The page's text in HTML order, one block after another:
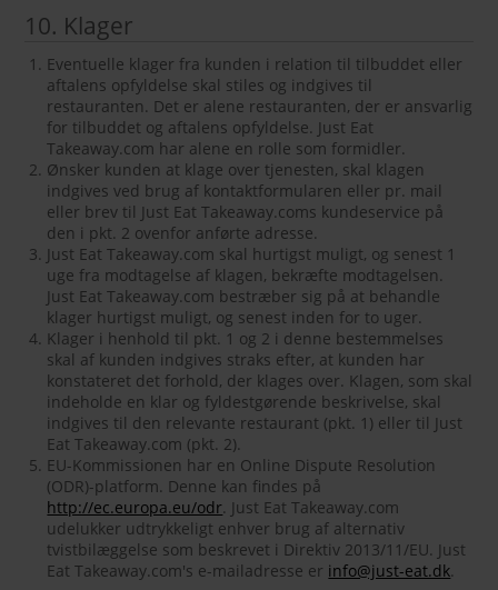
10. Klager
Eventuelle klager fra kunden i relation til tilbuddet eller
aftalens opfyldelse skal stiles og indgives til
restauranten. Det er alene restauranten, der er ansvarlig
for tilbuddet og aftalens opfyldelse. Just Eat
Takeaway.com har alene en rolle som formidler.
Ønsker kunden at klage over tjenesten, skal klagen
indgives ved brug af kontaktformularen eller pr. mail
eller brev til Just Eat Takeaway.coms kundeservice på
den i pkt. 2 ovenfor anførte adresse.
Just Eat Takeaway.com skal hurtigst muligt, og senest 1
uge fra modtagelse af klagen, bekræfte modtagelsen.
Just Eat Takeaway.com bestræber sig på at behandle
klager hurtigst muligt, og senest inden for to uger.
Klager i henhold til pkt. 1 og 2 i denne bestemmelses
skal af kunden indgives straks efter, at kunden har
konstateret det forhold, der klages over. Klagen, som skal
indeholde en klar og fyldestgørende beskrivelse, skal
indgives til den relevante restaurant (pkt. 1) eller til Just
Eat Takeaway.com (pkt. 2).
EU-Kommissionen har en Online Dispute Resolution
(ODR)-platform. Denne kan findes på
http://ec.europa.eu/odr. Just Eat Takeaway.com
udelukker udtrykkeligt enhver brug af alternativ
tvistbilæggelse som beskrevet i Direktiv 2013/11/EU. Just
Eat Takeaway.com's e-mailadresse er info@just-eat.dk.